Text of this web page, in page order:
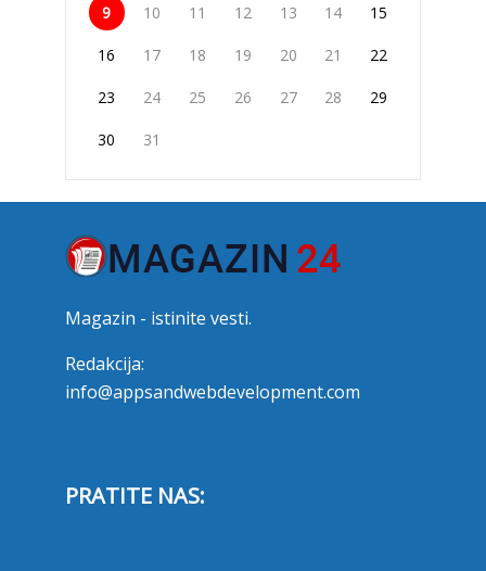
9 10 11 12 13 14 15
16 17 18 19 20 21 22
23 24 25 26 27 28 29
30 31
Magazin - istinite vesti.
Redakcija:
info@appsandwebdevelopment.com
PRATITE NAS: